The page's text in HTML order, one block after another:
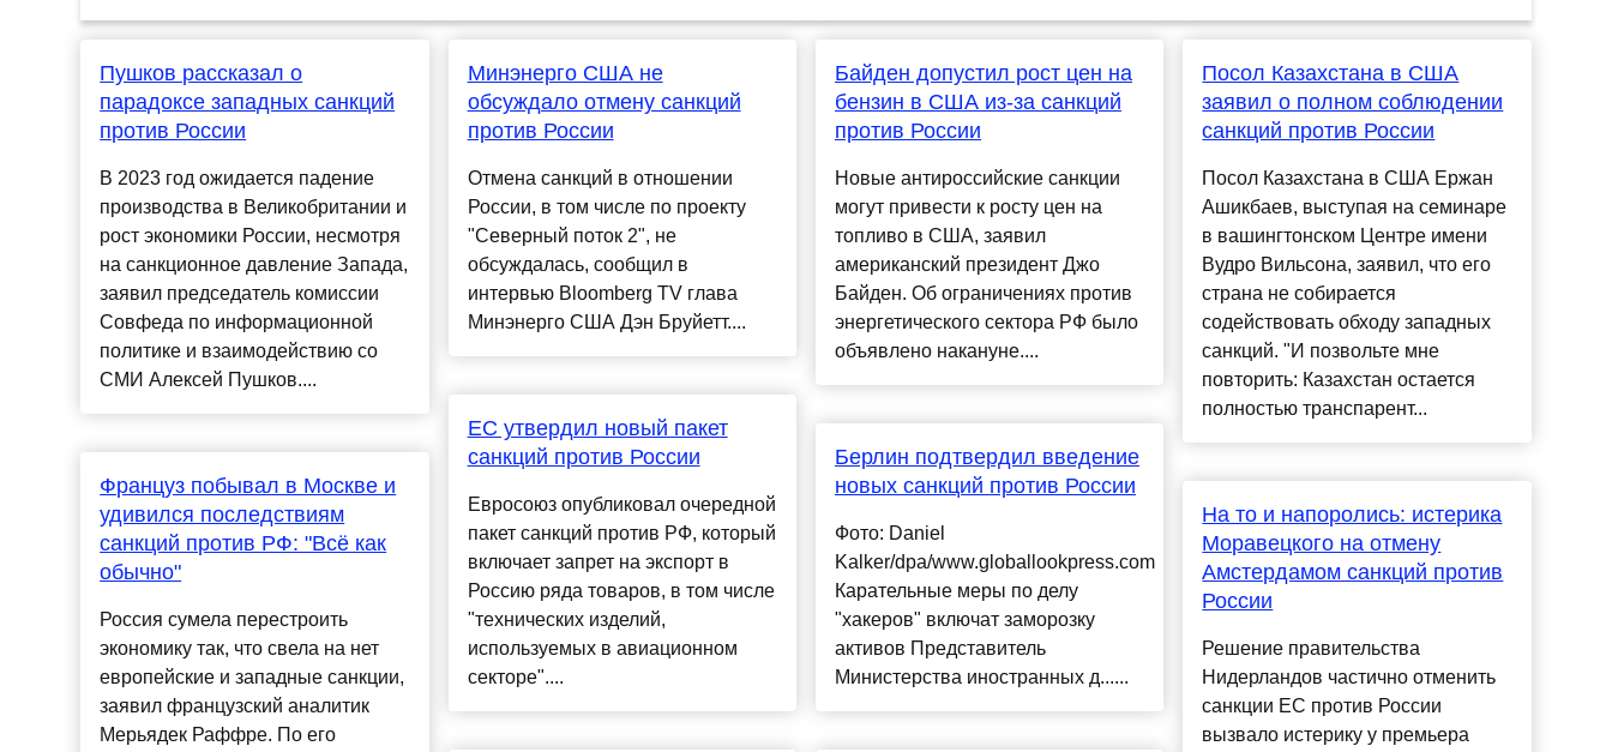
Пушков рассказал о
парадоксе западных санкций
против России
В 2023 год ожидается падение
производства в Великобритании и
рост экономики России, несмотря
на санкционное давление Запада,
заявил председатель комиссии
Совфеда по информационной
политике и взаимодействию со
СМИ Алексей Пушков....
Француз побывал в Москве и
удивился последствиям
санкций против РФ: "Всё как
обычно"
Россия сумела перестроить
экономику так, что свела на нет
европейские и западные санкции,
заявил французский аналитик
Мерьядек Раффре. По его
Минэнерго США не
обсуждало отмену санкций
против России
Отмена санкций в отношении
России, в том числе по проекту
"Северный поток 2", не
обсуждалась, сообщил в
интервью Bloomberg TV глава
Минэнерго США Дэн Бруйетт....
ЕС утвердил новый пакет
санкций против России
Евросоюз опубликовал очередной
пакет санкций против РФ, который
включает запрет на экспорт в
Россию ряда товаров, в том числе
"технических изделий,
используемых в авиационном
секторе"....
Байден допустил рост цен на
бензин в США из-за санкций
против России
Новые антироссийские санкции
могут привести к росту цен на
топливо в США, заявил
американский президент Джо
Байден. Об ограничениях против
энергетического сектора РФ было
объявлено накануне....
Берлин подтвердил введение
новых санкций против России
Фото: Daniel
Kalker/dpa/www.globallookpress.com
Карательные меры по делу
"хакеров" включат заморозку
активов Представитель
Министерства иностранных д......
Посол Казахстана в США
заявил о полном соблюдении
санкций против России
Посол Казахстана в США Ержан
Ашикбаев, выступая на семинаре
в вашингтонском Центре имени
Вудро Вильсона, заявил, что его
страна не собирается
содействовать обходу западных
санкций. "И позвольте мне
повторить: Казахстан остается
полностью транспарент...
На то и напоролись: истерика
Моравецкого на отмену
Амстердамом санкций против
России
Решение правительства
Нидерландов частично отменить
санкции ЕС против России
вызвало истерику у премьера